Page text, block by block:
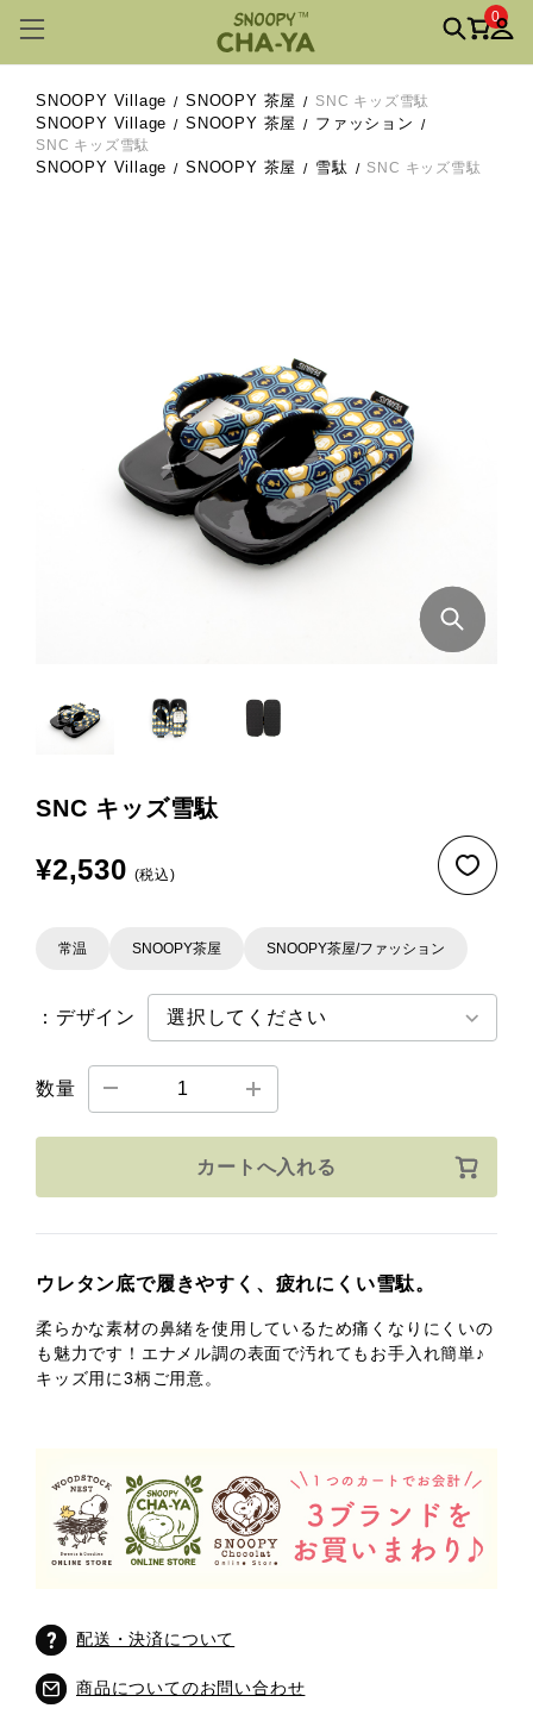
0
SNOOPY Village SNOOPY 茶屋 SNC キッズ雪駄
SNOOPY Village SNOOPY 茶屋 ファッション
SNC キッズ雪駄
SNOOPY Village SNOOPY 茶屋 雪駄 SNC キッズ雪駄
SNC キッズ雪駄
¥2,530 (税込)
常温 SNOOPY茶屋 SNOOPY茶屋/ファッション
：デザイン
数量
カートへ入れる
ウレタン底で履きやすく、疲れにくい雪駄。
柔らかな素材の鼻緒を使用しているため痛くなりにくいの
も魅力です！エナメル調の表面で汚れてもお手入れ簡単♪
キッズ用に3柄ご用意。
配送・決済について
商品についてのお問い合わせ